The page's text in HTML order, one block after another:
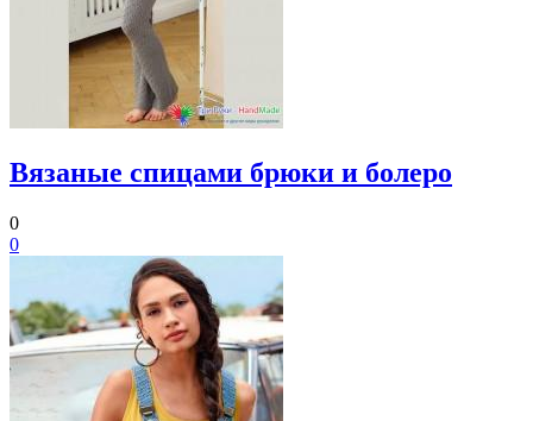
Вязаные спицами брюки и болеро
0
0